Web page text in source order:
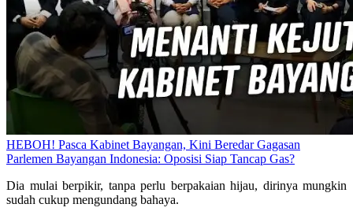
HEBOH! Pasca Kabinet Bayangan, Kini Beredar Gagasan
Parlemen Bayangan Indonesia: Oposisi Siap Tancap Gas?
Dia mulai berpikir, tanpa perlu berpakaian hijau, dirinya mungkin
sudah cukup mengundang bahaya.